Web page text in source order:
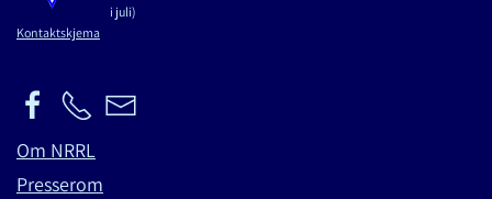
i juli)
Kontaktskjema
Om NRRL
Presserom